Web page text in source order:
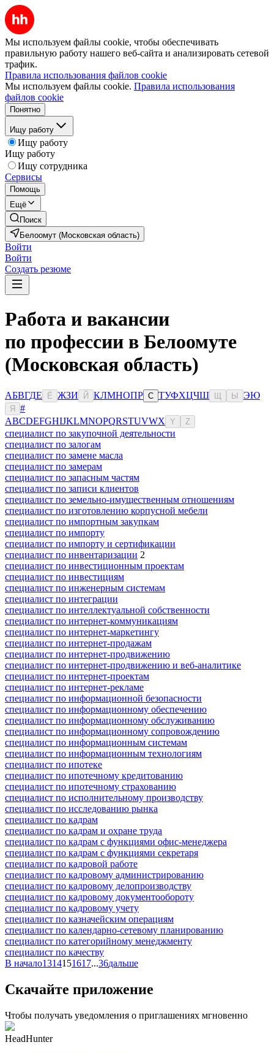
Мы используем файлы cookie, чтобы обеспечивать
правильную работу нашего веб-сайта и анализировать сетевой
трафик.
Правила использования файлов cookie
Мы используем файлы cookie. Правила использования
файлов cookie
Понятно
Ищу работу
Ищу работу
Ищу работу
Ищу сотрудника
Сервисы
Помощь
Ещё
Поиск
Белоомут (Московская область)
Войти
Войти
Создать резюме
Работа и вакансии
по профессии в Белоомуте
(Московская область)
АБВГДЕ Ё ЖЗИ Й КЛМНОПР С ТУФХЦЧШ Ы ЭЮ
Я
#
ABCDEFGHIJKLMNOPQRSTUVWX Y Z
специалист по закупочной деятельности
специалист по залогам
специалист по замене масла
специалист по замерам
специалист по запасным частям
специалист по записи клиентов
специалист по земельно-имущественным отношениям
специалист по изготовлению корпусной мебели
специалист по импортным закупкам
специалист по импорту
специалист по импорту и сертификации
специалист по инвентаризации 2
специалист по инвестиционным проектам
специалист по инвестициям
специалист по инженерным системам
специалист по интеграции
специалист по интеллектуальной собственности
специалист по интернет-коммуникациям
специалист по интернет-маркетингу
специалист по интернет-продажам
специалист по интернет-продвижению
специалист по интернет-продвижению и веб-аналитике
специалист по интернет-проектам
специалист по интернет-рекламе
специалист по информационной безопасности
специалист по информационному обеспечению
специалист по информационному обслуживанию
специалист по информационному сопровождению
специалист по информационным системам
специалист по информационным технологиям
специалист по ипотеке
специалист по ипотечному кредитованию
специалист по ипотечному страхованию
специалист по исполнительному производству
специалист по исследованию рынка
специалист по кадрам
специалист по кадрам и охране труда
специалист по кадрам с функциями офис-менеджера
специалист по кадрам с функциями секретаря
специалист по кадровой работе
специалист по кадровому администрированию
специалист по кадровому делопроизводству
специалист по кадровому документообороту
специалист по кадровому учету
специалист по казначейским операциям
специалист по календарно-сетевому планированию
специалист по категорийному менеджменту
специалист по качеству
В начало1314151617...36дальше
Скачайте приложение
Чтобы получать уведомления о приглашениях мгновенно
HeadHunter